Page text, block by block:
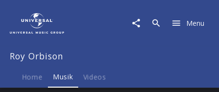
Musik
Roy
Menu
Roy Orbison
Home Musik Videos